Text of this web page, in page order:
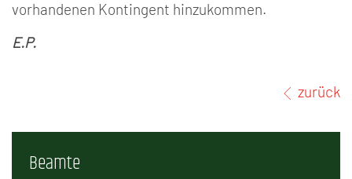
vorhandenen Kontingent hinzukommen.
E.P.
zurück
Beamte